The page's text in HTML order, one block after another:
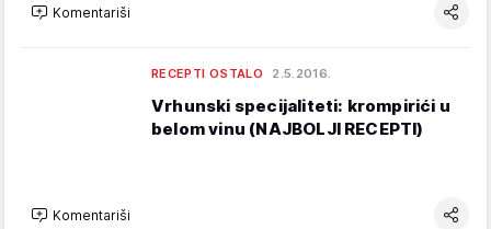
Komentariši
RECEPTI OSTALO 2.5.2016.
Vrhunski specijaliteti: krompirići u
belom vinu (NAJBOLJI RECEPTI)
Komentariši